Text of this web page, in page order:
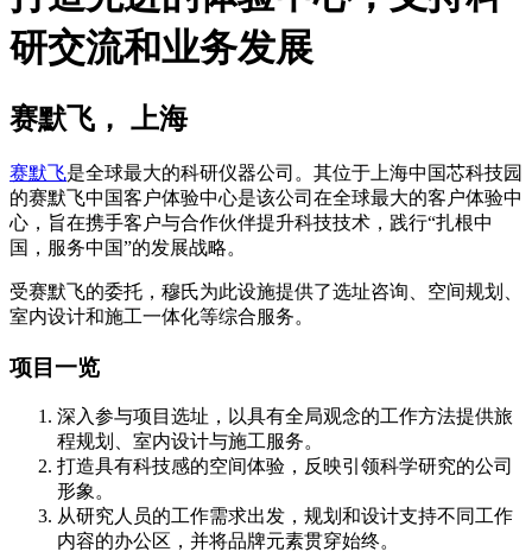
研交流和业务发展
赛默飞， 上海
赛默飞是全球最大的科研仪器公司。其位于上海中国芯科技园
的赛默飞中国客户体验中心是该公司在全球最大的客户体验中
心，旨在携手客户与合作伙伴提升科技技术，践行“扎根中
国，服务中国”的发展战略。
受赛默飞的委托，穆氏为此设施提供了选址咨询、空间规划、
室内设计和施工一体化等综合服务。
项目一览
深入参与项目选址，以具有全局观念的工作方法提供旅
程规划、室内设计与施工服务。
打造具有科技感的空间体验，反映引领科学研究的公司
形象。
从研究人员的工作需求出发，规划和设计支持不同工作
内容的办公区，并将品牌元素贯穿始终。